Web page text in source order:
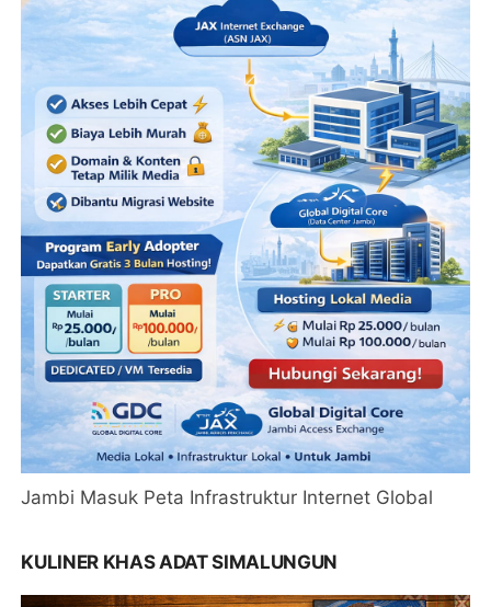
Jambi Masuk Peta Infrastruktur Internet Global
KULINER KHAS ADAT SIMALUNGUN